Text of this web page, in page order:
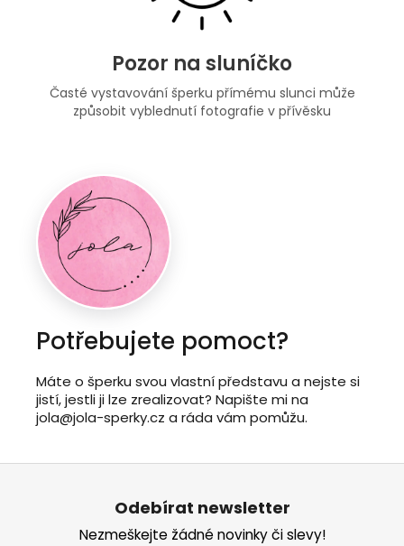
Pozor na sluníčko
Časté vystavování šperku přímému slunci může
způsobit vyblednutí fotografie v přívěsku
Potřebujete pomoct?
Máte o šperku svou vlastní představu a nejste si
jistí, jestli ji lze zrealizovat? Napište mi na
jola@jola-sperky.cz a ráda vám pomůžu.
Odebírat newsletter
Nezmeškejte žádné novinky či slevy!